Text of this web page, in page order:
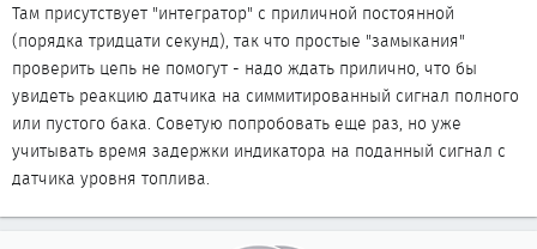
показывает полный бак. Снял приборную панель, проверил все
разъемы, всё как надо, обрывов нигде нет, пошевелил и т.д.
подключил, всё без изменений. ...
Там присутствует "интегратор" с приличной постоянной
(порядка тридцати секунд), так что простые "замыкания"
проверить цепь не помогут - надо ждать прилично, что бы
увидеть реакцию датчика на симмитированный сигнал полного
или пустого бака. Советую попробовать еще раз, но уже
учитывать время задержки индикатора на поданный сигнал с
датчика уровня топлива.